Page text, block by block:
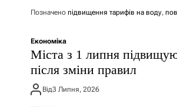
Позначено підвищення тарифів на воду,
Економіка
Міста з 1 липня
після зміни правил
Від3 Липня, 2026